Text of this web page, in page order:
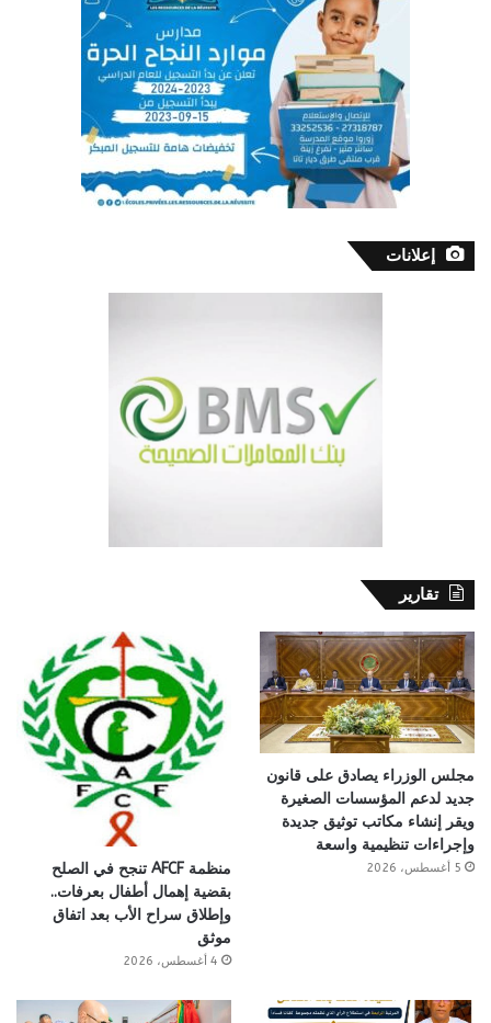
إعلانات
تقارير
مجلس الوزراء يصادق على قانون
جديد لدعم المؤسسات الصغيرة
ويقر إنشاء مكاتب توثيق جديدة
وإجراءات تنظيمية واسعة
5 أغسطس، 2026
منظمة AFCF تنجح في الصلح
بقضية إهمال أطفال بعرفات..
وإطلاق سراح الأب بعد اتفاق
موثق
4 أغسطس، 2026